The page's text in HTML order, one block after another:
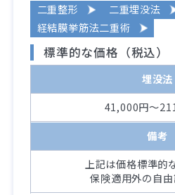
二重整形
二重埋没法
経結膜挙筋法二重術
標準的な価格（税込）
埋没法
41,000円～
備考
上記は価格標準的
保険適用外の自由